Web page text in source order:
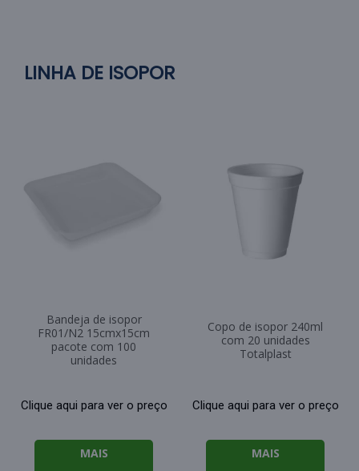
LINHA DE ISOPOR
Bandeja de isopor
FR01/N2 15cmx15cm
pacote com 100
unidades
Clique aqui para ver o preço
MAIS
Copo de isopor 240ml
com 20 unidades
Totalplast
Clique aqui para ver o preço
MAIS